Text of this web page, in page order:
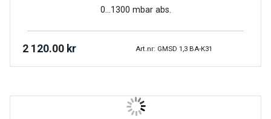
0…1300 mbar abs.
2 120.00 kr Art.nr: GMSD 1,3 BA-K31